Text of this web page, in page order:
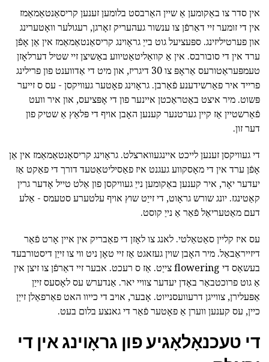
אין סדר צו באַקומען אַ שיין האַרבסט בלומען זענען קריסאַנטאַמאַמז
אין די זומער זיי דאַרפֿן צו ענשור געהעריק זאָרגן, רעגולער וואָטערינג
און פערטיליזינג. ספּעציעל גוט בייַ גראָוינג קריסאַנטאַמאַמז אין אַן אָפֿן
ערד אין די סובורבס. אין אַ קוואַליטאַטיווע באַשיצן זיי שטיל דערלאָזן
טעמפּעראַטורעס אַראָפּ צו 30 דיגריז, און מיט די אַדווענט פון פרילינג
פרייד איר פאַרשידענע פֿאַרבן. גראָוינג פאָטער געוויקסן - עס ס זייער
פּשוט. מיר איצט באַטראַכטן איינער פון די אָפּציעס, און איר וועט
פֿאַרשטיין אַז קיין גערטנער קענען האָבן אויף די פּלאַץ אַ שטיק פון
דער זון.
די געוויקסן זענען לייכט איינגעווארצלט. גראָוינג קריסאַנטאַמאַמז אין אַן
אָפֿן ערד אין די מאָסקווע געגנט איז פאַסיליטאַטעד דורך די פאַקט אַז
יעדער יאָר, איר קענען באַקומען נייַ געוויקסן פון אַלט טייל אָדער גרין
קאַטינגז. יונג שורש גראָוט, די זייַט שוץ אויף עלטערע סטעמס - אַלע
דעם מאַטעריאַל פֿאַר אַ נייַ קוסט.
עס איז קליין סאַטאַלטי. לאנג צו לאָזן די פאַבריק אין איין אָרט פֿאַר
דיזייראַבאַל. מיר האָבן שוין געזאגט אַז זיי טאָן ניט ווי צו זייַן דיסטורבעד
בעשאַס די flowering צייַט. אַז ס רעכט. אבער זיי דאַרפֿן צו זיצן אין
אַ גוט פרוכטבאַר באָדן יעדער צוויי יאר. אַנדערש עס לאָסעס זייַן
אַפּעלירן, צווייגן דרעוועסנייוט. אָבער, אויב די כייוו האט פאַרפאַלן זייַן
כיין, עס קענען ווערן אַ פאָטער פֿאַר די גאנצע בלום בעט.
די טעכנאָלאָגיע פון גראָוינג אין די